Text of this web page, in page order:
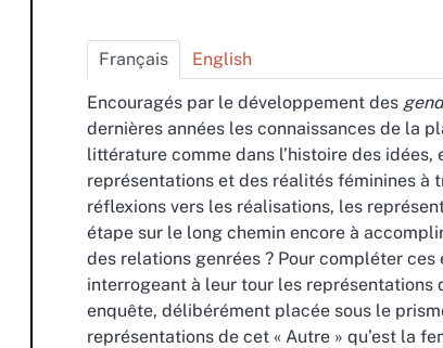
Français English
Encouragés par le développement des
dernières années les connaissances de la
littérature comme dans l’histoire des
représentations et des réalités féminines à
réflexions vers les réalisations, les
étape sur le long chemin encore à
des relations genrées ? Pour compléter
interrogeant à leur tour les représentations
enquête, délibérément placée sous le
représentations de cet « Autre » qu’est la